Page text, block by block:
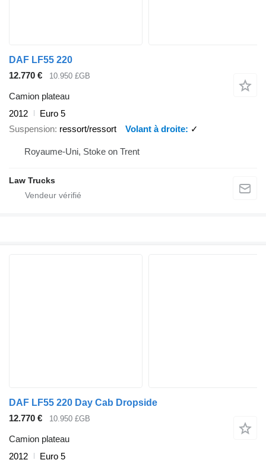
DAF LF55 220
12.770 €
10.950 £GB
Camion plateau
2012
Euro 5
Suspension ressort/ressort Volant à droite ✓
Royaume-Uni, Stoke on Trent
Law Trucks
DAF LF55 220 Day Cab Dropside
12.770 €
10.950 £GB
Camion plateau
2012
Euro 5